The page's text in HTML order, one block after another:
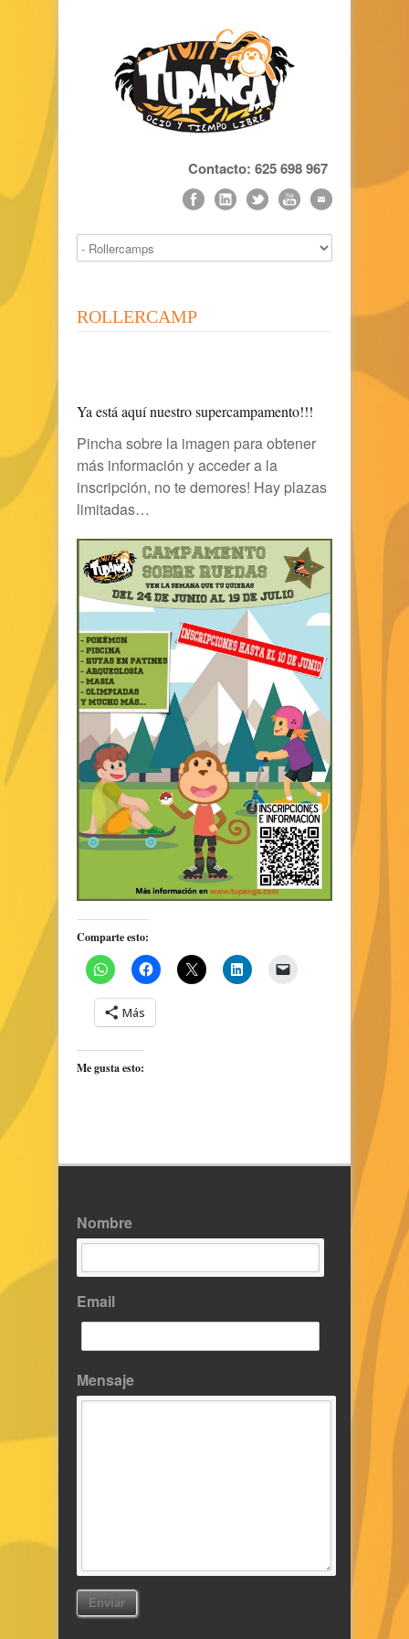
Contacto: 625 698 967
ROLLERCAMP
Ya está aquí nuestro supercampamento!!!
Pincha sobre la imagen para obtener
más información y acceder a la
inscripción, no te demores! Hay plazas
limitadas…
Comparte esto:
Más
Me gusta esto:
Nombre
Email
Mensaje